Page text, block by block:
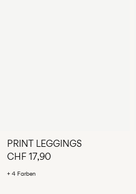
PRINT LEGGINGS
CHF 17,90
+ 4 Farben